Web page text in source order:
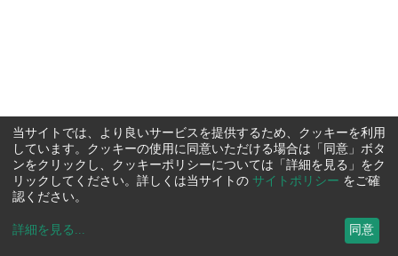
当サイトでは、より良いサービスを提供するため、クッキーを利用
しています。クッキーの使用に同意いただける場合は「同意」ボタ
ンをクリックし、クッキーポリシーについては「詳細を見る」をク
リックしてください。詳しくは当サイトの サイトポリシー をご確
認ください。
詳細を見る ... 同意